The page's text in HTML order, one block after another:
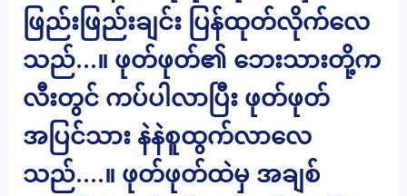
ဖြည်းဖြည်းချင်း ပြန်ထုတ်လိုက်လေ
သည်…။ ဖုတ်ဖုတ်၏ ဘေးသားတို့က
လီးတွင် ကပ်ပါလာပြီး ဖုတ်ဖုတ်
အပြင်သား နဲနဲစူထွက်လာလေ
သည်….။ ဖုတ်ဖုတ်ထဲမှ အချစ်